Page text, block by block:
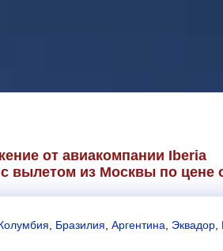
от авиакомпании Iberia
вылетом из Москвы по цене
Бразилия Аргентина Эквадор